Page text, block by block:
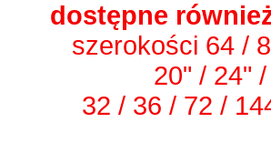
dostępne
szerokości 64 /
20" / 24"
32 / 36 / 72 /